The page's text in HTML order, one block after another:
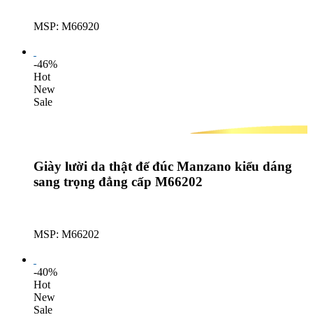
MSP: M66920
-46%
Hot
New
Sale
Giày lười da thật đế đúc Manzano kiểu dáng
sang trọng đẳng cấp M66202
MSP: M66202
-40%
Hot
New
Sale